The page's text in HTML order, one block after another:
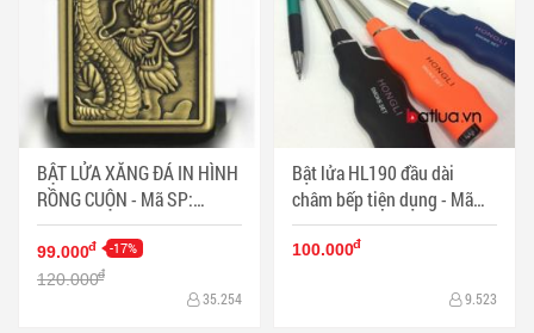
BẬT LỬA XĂNG ĐÁ IN HÌNH
RỒNG CUỘN - Mã SP:
BL11352
99.000đ -17%
120.000đ
35.254
Bật lửa HL190 đầu dài
châm bếp tiện dụng - Mã
SP: BL10329
100.000đ
9.523